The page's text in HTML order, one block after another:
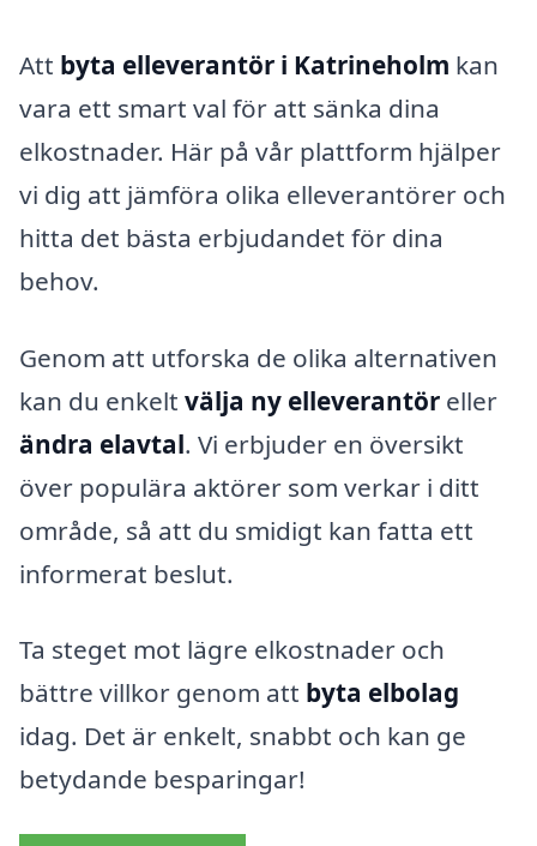
Att byta elleverantör i Katrineholm kan
vara ett smart val för att sänka dina
elkostnader. Här på vår plattform hjälper
vi dig att jämföra olika elleverantörer och
hitta det bästa erbjudandet för dina
behov.
Genom att utforska de olika alternativen
kan du enkelt välja ny elleverantör eller
ändra elavtal. Vi erbjuder en översikt
över populära aktörer som verkar i ditt
område, så att du smidigt kan fatta ett
informerat beslut.
Ta steget mot lägre elkostnader och
bättre villkor genom att byta elbolag
idag. Det är enkelt, snabbt och kan ge
betydande besparingar!